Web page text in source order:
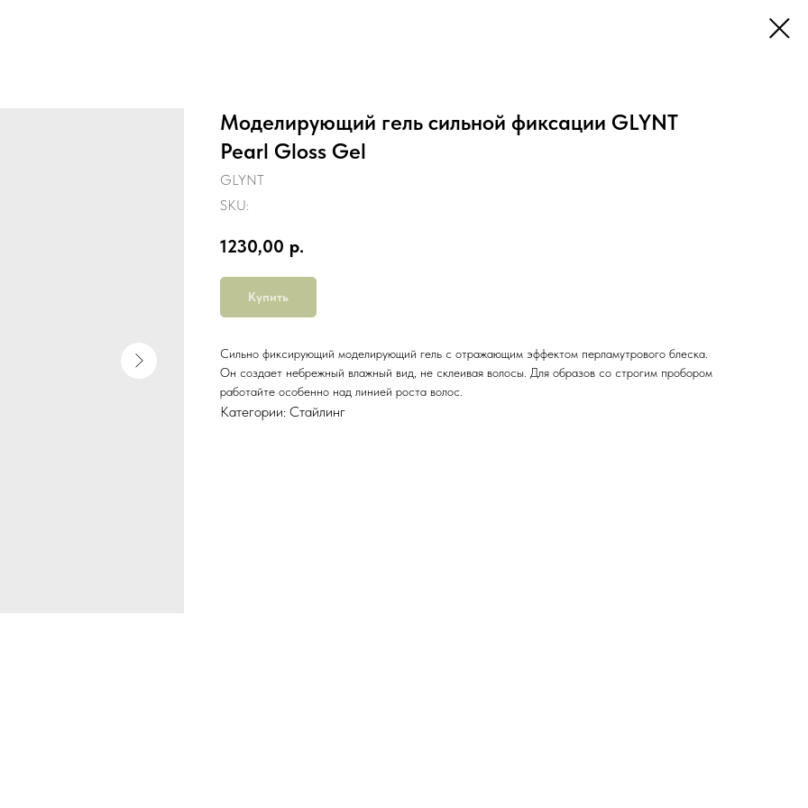
Моделирующий гель сильной фиксации GLYNT
Pearl Gloss Gel
GLYNT
SKU:
1230,00 р.
Купить
Сильно фиксирующий моделирующий гель с отражающим эффектом перламутрового блеска.
Он создает небрежный влажный вид, не склеивая волосы. Для образов со строгим пробором
работайте особенно над линией роста волос.
Категории: Стайлинг